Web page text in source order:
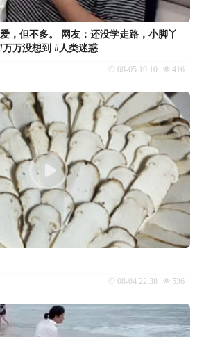
，但不多。 网友：还没学走路，小脚丫
万没想到 #人类迷惑
08-05 10:10 416
08-04 22:38 536